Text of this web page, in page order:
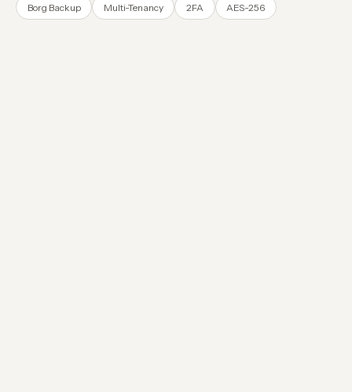
Borg Backup Multi-Tenancy 2FA AES-256